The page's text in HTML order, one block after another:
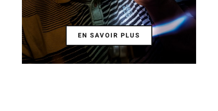
EN SAVOIR PLUS